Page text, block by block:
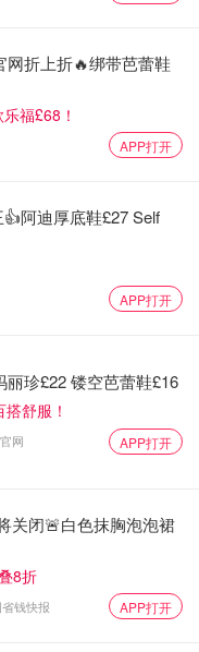
爱马仕前创意总监、
Lemaire带队的
“嚎叫”。
以平易近人
网折上折🔥绑带芭蕾鞋
福£68！
APP打开
阿迪厚底鞋£27 Self
APP打开
珍£22 镂空芭蕾鞋£16
舒服！
网 APP打开
关闭🚨白色抹胸泡泡裙
8折
钱快报 APP打开